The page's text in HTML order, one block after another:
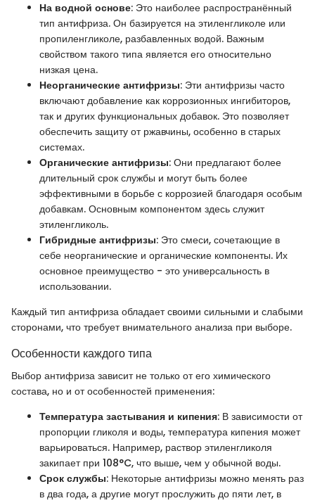
На водной основе: Это наиболее распространённый
тип антифриза. Он базируется на этиленгликоле или
пропиленгликоле, разбавленных водой. Важным
свойством такого типа является его относительно
низкая цена.
Неорганические антифризы: Эти антифризы часто
включают добавление как коррозионных ингибиторов,
так и других функциональных добавок. Это позволяет
обеспечить защиту от ржавчины, особенно в старых
системах.
Органические антифризы: Они предлагают более
длительный срок службы и могут быть более
эффективными в борьбе с коррозией благодаря особым
добавкам. Основным компонентом здесь служит
этиленгликоль.
Гибридные антифризы: Это смеси, сочетающие в
себе неорганические и органические компоненты. Их
основное преимущество - это универсальность в
использовании.
Каждый тип антифриза обладает своими сильными и слабыми
сторонами, что требует внимательного анализа при выборе.
Особенности каждого типа
Выбор антифриза зависит не только от его химического
состава, но и от особенностей применения:
Температура застывания и кипения: В зависимости от
пропорции гликоля и воды, температура кипения может
варьироваться. Например, раствор этиленгликоля
закипает при 108°C, что выше, чем у обычной воды.
Срок службы: Некоторые антифризы можно менять раз
в два года, а другие могут прослужить до пяти лет, в